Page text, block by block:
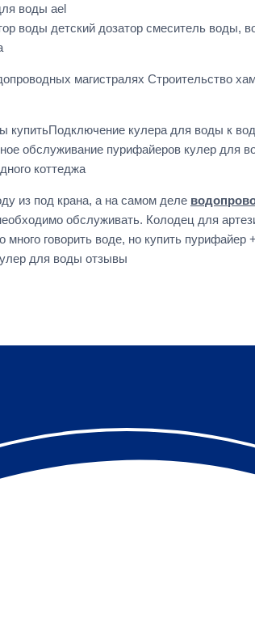
воды ael
воды детский дозатор смеситель воды,
магистралях Строительство
купитьПодключение кулера для воды к
обслуживание пурифайеров кулер для
коттеджа
из под крана, а на самом деле
обслуживать. Колодец для
говорить воде, но купить
для воды отзывы